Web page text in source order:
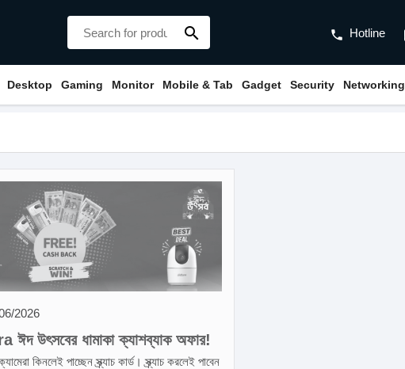
search phone Hotline
Desktop Gaming Monitor Mobile & Tab Gadget Security Networking
2026
উৎসবের ধামাকা ক্যাশব্যাক অফার!
কিনলেই পাচ্ছেন স্ক্র্যাচ কার্ড। স্ক্র্যাচ করলেই পাবেন